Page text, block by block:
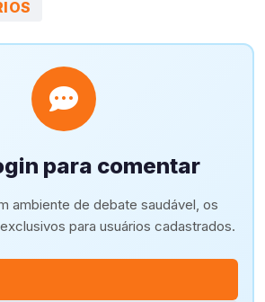
para comentar
ambiente de debate saudável, os
para usuários cadastrados.